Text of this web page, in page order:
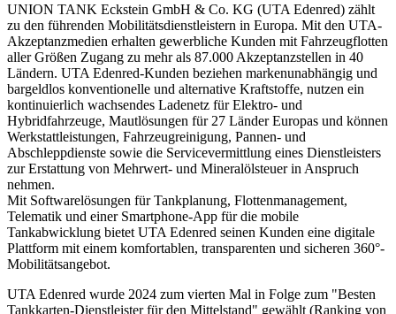
UNION TANK Eckstein GmbH & Co. KG (UTA Edenred) zählt
zu den führenden Mobilitätsdienstleistern in Europa. Mit den UTA-
Akzeptanzmedien erhalten gewerbliche Kunden mit Fahrzeugflotten
aller Größen Zugang zu mehr als 87.000 Akzeptanzstellen in 40
Ländern. UTA Edenred-Kunden beziehen markenunabhängig und
bargeldlos konventionelle und alternative Kraftstoffe, nutzen ein
kontinuierlich wachsendes Ladenetz für Elektro- und
Hybridfahrzeuge, Mautlösungen für 27 Länder Europas und können
Werkstattleistungen, Fahrzeugreinigung, Pannen- und
Abschleppdienste sowie die Servicevermittlung eines Dienstleisters
zur Erstattung von Mehrwert- und Mineralölsteuer in Anspruch
nehmen.
Mit Softwarelösungen für Tankplanung, Flottenmanagement,
Telematik und einer Smartphone-App für die mobile
Tankabwicklung bietet UTA Edenred seinen Kunden eine digitale
Plattform mit einem komfortablen, transparenten und sicheren 360°-
Mobilitätsangebot.
UTA Edenred wurde 2024 zum vierten Mal in Folge zum "Besten
Tankkarten-Dienstleister für den Mittelstand" gewählt (Ranking von